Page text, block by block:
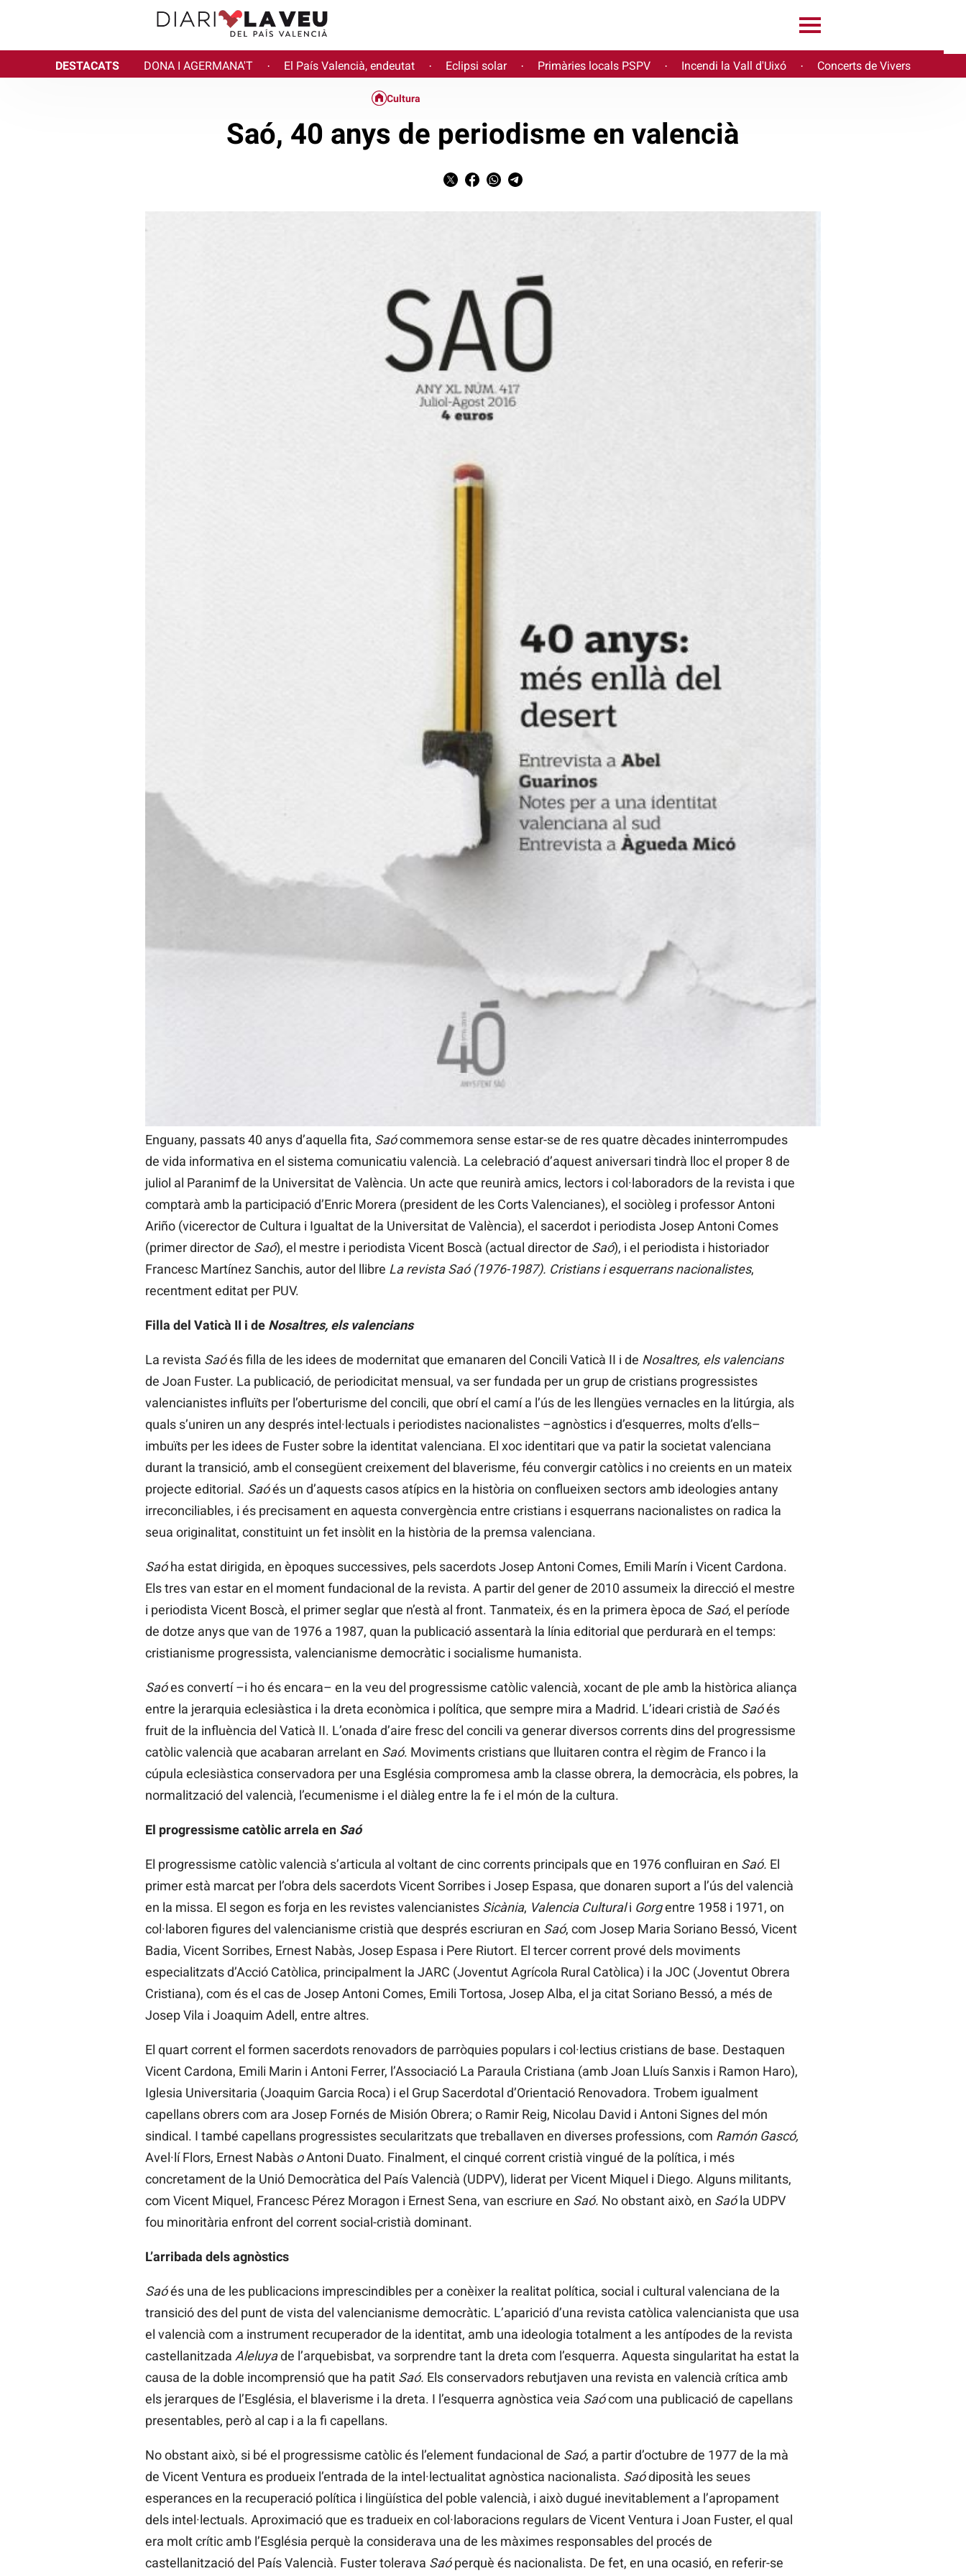
DESTACATS DONA I AGERMANA'T · El País Valencià, endeutat · Eclipsi solar · Primàries locals PSPV · Incendi la Vall d'Uixó · Concerts de Vivers
Cultura
Saó, 40 anys de periodisme en valencià
Et pot interessar
Fer premsa en valencià en l’era de la pèrdua de credibilitat dels mitjans
El dia 2 de juliol de 1976, en la llibreria Fontanal de València,
mitjans de comunicació de la ciutat. Naixia així el primer número d’una publicació modesta, escrita íntegrament en
valencià, cristiana i nacionalista. Tres dies després, Adolfo Suárez prenia possessió com a president del Govern en
un moment de forta crisi política i econòmica al caliu d’un franquisme encara viu. I dues setmanes després, el dia
15, la Taula de les Forces Polítiques i Sindicals del País Valencià convocava una manifestació a la capital
valenciana en defensa de l’amnistia dels presos polítics, les llibertats democràtiques i l’Estatut d’Autonomia.
Preludi de la multitudinària manifestació del 9 d’Octubre de 1977 que obria el camí cap a l’autonomia.
en temps convuls i d’incertesa, la transició a la democràcia, en què el futur polític de llibertats
Enguany, passats 40 anys d’aquella fita, Saócommemora sense estar-se de res quatre dècades ininterrompudes
de vida informativa en el sistema comunicatiu valencià. La celebració d’aquest aniversari tindrà lloc el proper 8 de
juliol al Paranimf de la Universitat de València. Un acte que reunirà amics, lectors i col·laboradors de la revista i que
comptarà amb la participació d’Enric Morera (president de les Corts Valencianes), el sociòleg i professor Antoni
Ariño (vicerector de Cultura i Igualtat de la Universitat de València), el sacerdot i periodista Josep Antoni Comes
(primer director de Saó), el mestre i periodista Vicent Boscà (actual director de Saó), i el periodista i historiador
Francesc Martínez Sanchis, autor del llibre La revista Saó (1976-1987). Cristians i esquerrans nacionalistes,
recentment editat per PUV.
Filla del Vaticà II i de Nosaltres, els valencians
La revista Saóés filla de les idees de modernitat que emanaren del Concili Vaticà II i de Nosaltres, els valencians
de Joan Fuster. La publicació, de periodicitat mensual, va ser fundada per un grup de cristians progressistes
valencianistes influïts per l’oberturisme del concili, que obrí el camí a l’ús de les llengües vernacles en la litúrgia, als
quals s’uniren un any després intel·lectuals i periodistes nacionalistes –agnòstics i d’esquerres, molts d’ells–
imbuïts per les idees de Fuster sobre la identitat valenciana. El xoc identitari que va patir la societat valenciana
durant la transició, amb el consegüent creixement del blaverisme, féu convergir catòlics i no creients en un mateix
projecte editorial. Saóés un d’aquests casos atípics en la història on conflueixen sectors amb ideologies antany
irreconciliables, i és precisament en aquesta convergència entre cristians i esquerrans nacionalistes on radica la
seua originalitat, constituint un fet insòlit en la història de la premsa valenciana.
Saóha estat dirigida, en èpoques successives, pels sacerdots Josep Antoni Comes, Emili Marín i Vicent Cardona.
Els tres van estar en el moment fundacional de la revista. A partir del gener de 2010 assumeix la direcció el mestre
i periodista Vicent Boscà, el primer seglar que n’està al front. Tanmateix, és en la primera època de Saó, el període
de dotze anys que van de 1976 a 1987, quan la publicació assentarà la línia editorial que perdurarà en el temps:
cristianisme progressista, valencianisme democràtic i socialisme humanista.
Saóes convertí –i ho és encara– en la veu del progressisme catòlic valencià, xocant de ple amb la històrica aliança
entre la jerarquia eclesiàstica i la dreta econòmica i política, que sempre mira a Madrid. L’ideari cristià de Saóés
fruit de la influència del Vaticà II. L’onada d’aire fresc del concili va generar diversos corrents dins del progressisme
catòlic valencià que acabaran arrelant en Saó. Moviments cristians que lluitaren contra el règim de Franco i la
cúpula eclesiàstica conservadora per una Església compromesa amb la classe obrera, la democràcia, els pobres, la
normalització del valencià, l’ecumenisme i el diàleg entre la fe i el món de la cultura.
El progressisme catòlic arrela en Saó
El progressisme catòlic valencià s’articula al voltant de cinc corrents principals que en 1976 confluiran en Saó. El
primer està marcat per l’obra dels sacerdots Vicent Sorribes i Josep Espasa, que donaren suport a l’ús del valencià
en la missa. El segon es forja en les revistes valencianistes Sicània, Valencia Culturali Gorgentre 1958 i 1971, on
col·laboren figures del valencianisme cristià que després escriuran en Saó, com Josep Maria Soriano Bessó, Vicent
Badia, Vicent Sorribes, Ernest Nabàs, Josep Espasa i Pere Riutort. El tercer corrent prové dels moviments
especialitzats d’Acció Catòlica, principalment la JARC (Joventut Agrícola Rural Catòlica) i la JOC (Joventut Obrera
Cristiana), com és el cas de Josep Antoni Comes, Emili Tortosa, Josep Alba, el ja citat Soriano Bessó, a més de
Josep Vila i Joaquim Adell, entre altres.
El quart corrent el formen sacerdots renovadors de parròquies populars i col·lectius cristians de base. Destaquen
Vicent Cardona, Emili Marin i Antoni Ferrer, l’Associació La Paraula Cristiana (amb Joan Lluís Sanxis i Ramon Haro),
Iglesia Universitaria (Joaquim Garcia Roca) i el Grup Sacerdotal d’Orientació Renovadora. Trobem igualment
capellans obrers com ara Josep Fornés de Misión Obrera; o Ramir Reig, Nicolau David i Antoni Signes del món
sindical. I també capellans progressistes secularitzats que treballaven en diverses professions, com Ramón Gascó,
Avel·lí Flors, Ernest Nabàs oAntoni Duato. Finalment, el cinqué corrent cristià vingué de la política, i més
concretament de la Unió Democràtica del País Valencià (UDPV), liderat per Vicent Miquel i Diego. Alguns militants,
com Vicent Miquel, Francesc Pérez Moragon i Ernest Sena, van escriure en Saó. No obstant això, en Saóla UDPV
fou minoritària enfront del corrent social-cristià dominant.
L’arribada dels agnòstics
Saóés una de les publicacions imprescindibles per a conèixer la realitat política, social i cultural valenciana de la
transició des del punt de vista del valencianisme democràtic. L’aparició d’una revista catòlica valencianista que usa
el valencià com a instrument recuperador de la identitat, amb una ideologia totalment a les antípodes de la revista
castellanitzada Aleluyade l’arquebisbat, va sorprendre tant la dreta com l’esquerra. Aquesta singularitat ha estat la
causa de la doble incomprensió que ha patit Saó. Els conservadors rebutjaven una revista en valencià crítica amb
els jerarques de l’Església, el blaverisme i la dreta. I l’esquerra agnòstica veia Saócom una publicació de capellans
presentables, però al cap i a la fi capellans.
No obstant això, si bé el progressisme catòlic és l’element fundacional de Saó, a partir d’octubre de 1977 de la mà
de Vicent Ventura es produeix l’entrada de la intel·lectualitat agnòstica nacionalista. Saódiposità les seues
esperances en la recuperació política i lingüística del poble valencià, i això dugué inevitablement a l’apropament
dels intel·lectuals. Aproximació que es tradueix en col·laboracions regulars de Vicent Ventura i Joan Fuster, el qual
era molt crític amb l’Església perquè la considerava una de les màximes responsables del procés de
castellanització del País Valencià. Fuster tolerava Saóperquè és nacionalista. De fet, en una ocasió, en referir-se